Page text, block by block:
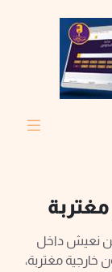
نعيش داخل
خارجية مغتربة،